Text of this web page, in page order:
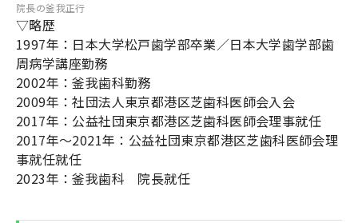
院長の釜我正行
▽略歴
1997年：日本大学松戸歯学部卒業／日本大学歯学部歯
周病学講座勤務
2002年：釜我歯科勤務
2009年：社団法人東京都港区芝歯科医師会入会
2017年：公益社団東京都港区芝歯科医師会理事就任
2017年～2021年：公益社団東京都港区芝歯科医師会理
事就任就任
2023年：釜我歯科 院長就任